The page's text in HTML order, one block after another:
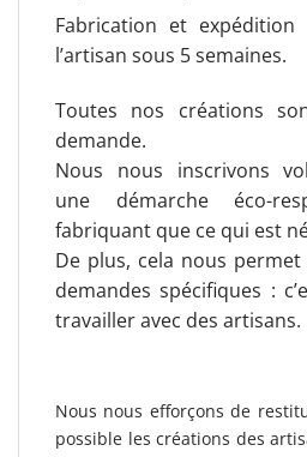
Fabrication et expédition
l’artisan sous 5 semaines.
Toutes nos créations
demande.
Nous nous inscrivons
une démarche éco-
fabriquant que ce qui est
De plus, cela nous
demandes spécifiques :
travailler avec des artisans.
Nous nous efforçons de
possible les créations des